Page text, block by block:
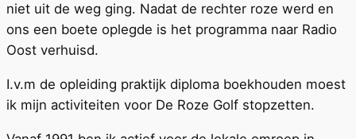
niet uit de weg ging. Nadat de rechter roze werd en
ons een boete oplegde is het programma naar Radio
Oost verhuisd.
I.v.m de opleiding praktijk diploma boekhouden moest
ik mijn activiteiten voor De Roze Golf stopzetten.